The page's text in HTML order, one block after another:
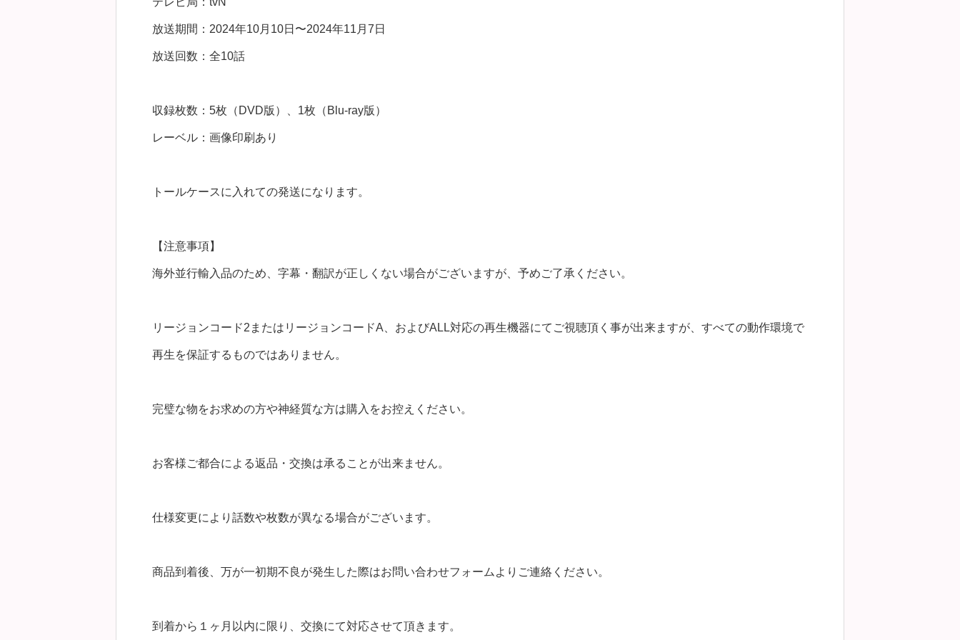
放送期間：2024年10月10日〜2024年11月7日
放送回数：全10話
収録枚数：5枚（DVD版）、1枚（Blu-ray版）
レーベル：画像印刷あり
トールケースに入れての発送になります。
【注意事項】
海外並行輸入品のため、字幕・翻訳が正しくない場合がございますが、予めご了承ください。
リージョンコード2またはリージョンコードA、およびALL対応の再生機器にてご視聴頂く事が出来ますが、すべての動作環境で
再生を保証するものではありません。
完璧な物をお求めの方や神経質な方は購入をお控えください。
お客様ご都合による返品・交換は承ることが出来ません。
仕様変更により話数や枚数が異なる場合がございます。
商品到着後、万が一初期不良が発生した際はお問い合わせフォームよりご連絡ください。
到着から１ヶ月以内に限り、交換にて対応させて頂きます。